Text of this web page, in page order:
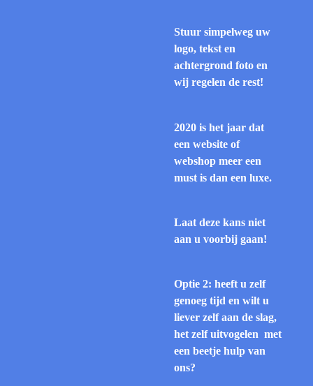
Stuur simpelweg uw
logo, tekst en
achtergrond foto en
wij regelen de rest!
2020 is het jaar dat
een website of
webshop meer een
must is dan een luxe.
Laat deze kans niet
aan u voorbij gaan!
Optie 2: heeft u zelf
genoeg tijd en wilt u
liever zelf aan de slag,
het zelf uitvogelen met
een beetje hulp van
ons?